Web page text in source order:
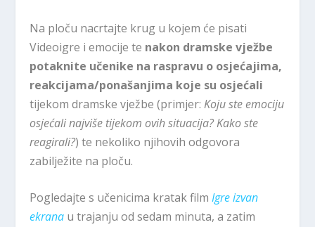
Na ploču nacrtajte krug u kojem će pisati
Videoigre i emocije te nakon dramske vježbe
potaknite učenike na raspravu o osjećajima,
reakcijama/ponašanjima koje su osjećali
tijekom dramske vježbe (primjer:Koju ste emociju
osjećali najviše tijekom ovih situacija? Kako ste
reagirali?) te nekoliko njihovih odgovora
zabilježite na ploču.
Pogledajte s učenicima kratak filmIgre izvan
ekrana u trajanju od sedam minuta, a zatim